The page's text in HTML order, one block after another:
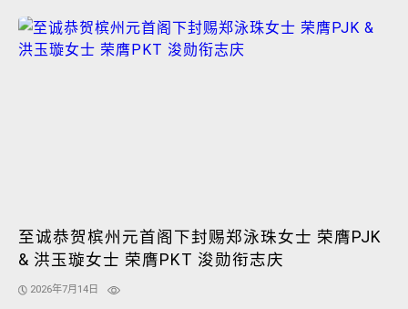
至诚恭贺槟州元首阁下封赐郑泳珠女士 荣膺PJK
& 洪玉璇女士 荣膺PKT 浚勋衔志庆
2026年7月14日